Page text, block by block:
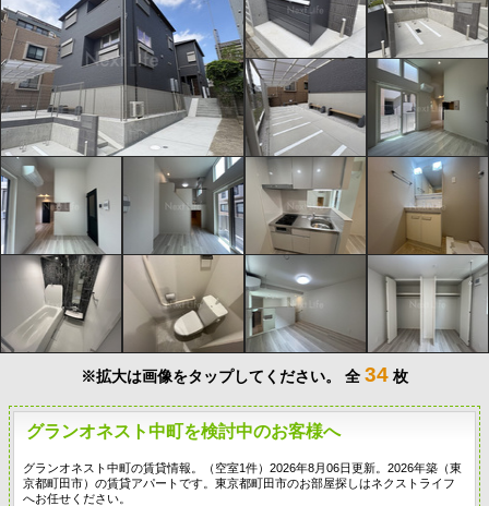
※拡大は画像をタップしてください。 全 34 枚
グランオネスト中町を検討中のお客様へ
グランオネスト中町の賃貸情報。（空室1件）2026年8月06日更新。2026年築（東
京都町田市）の賃貸アパートです。東京都町田市のお部屋探しはネクストライフ
へお任せください。